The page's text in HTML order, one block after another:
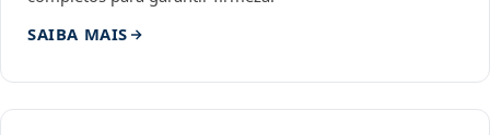
SAIBA MAIS